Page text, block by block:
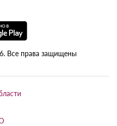
Все права защищены